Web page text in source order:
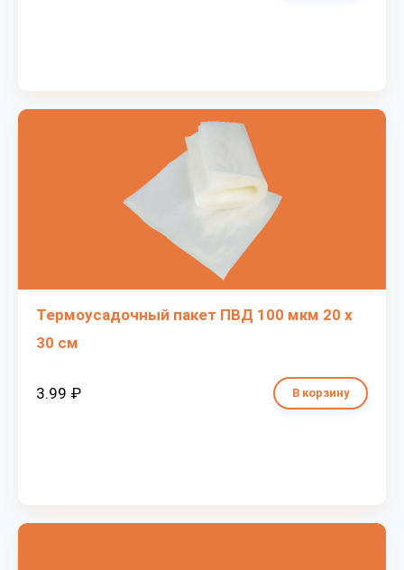
Термоусадочный пакет ПВД 100 мкм 20 х
30 см
3.99 ₽ В корзину